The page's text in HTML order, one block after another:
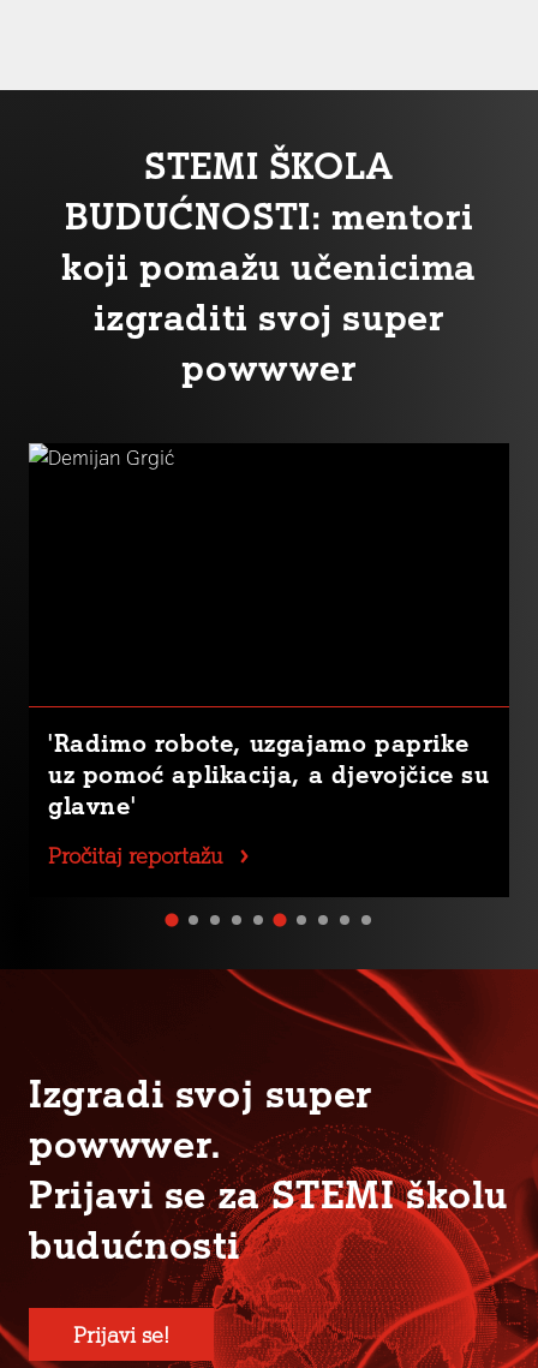
STEMI ŠKOLA
BUDUĆNOSTI: mentori
koji pomažu učenicima
izgraditi svoj super
powwwer
'Radimo robote, uzgajamo paprike
uz pomoć aplikacija, a djevojčice su
glavne'
Pročitaj reportažu
Izgradi svoj super
powwwer.
Prijavi se za STEMI školu
budućnosti
Prijavi se!